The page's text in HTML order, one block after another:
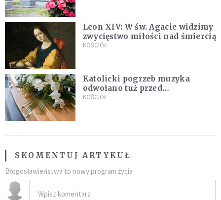
Leon XIV: W św. Agacie widzimy
zwycięstwo miłości nad śmiercią
KOŚCIÓŁ
Katolicki pogrzeb muzyka
odwołano tuż przed
uroczystością. Powodem była
KOŚCIÓŁ
SKOMENTUJ ARTYKUŁ
Błogosławieństwa to nowy program życia